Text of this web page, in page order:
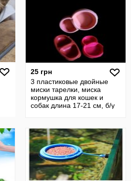
25 грн
3 пластиковые двойные
миски тарелки, миска
кормушка для кошек и
собак длина 17-21 см, б/у